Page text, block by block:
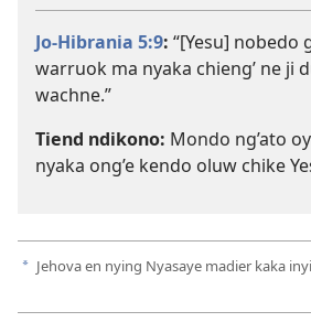
Jo-Hibrania 5:9: “[Yesu] nobedo
warruok ma nyaka chieng’ ne ji
wachne.”
Tiend ndikono: Mondo ng’ato
nyaka ong’e kendo oluw chike
a Jehova en nying Nyasaye madier kaka